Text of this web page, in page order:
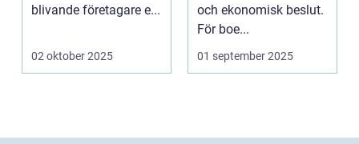
blivande företagare e...
02 oktober 2025
och ekonomisk beslut.
För boe...
01 september 2025